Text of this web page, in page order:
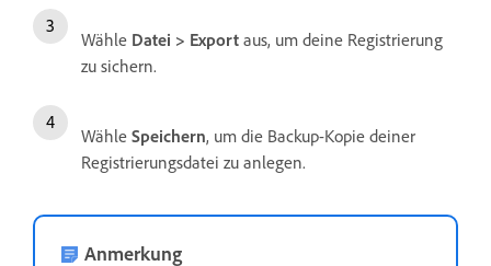
Wähle Datei > Export aus, um deine Registrierung
zu sichern.
Wähle Speichern, um die Backup-Kopie deiner
Registrierungsdatei zu anlegen.
Anmerkung